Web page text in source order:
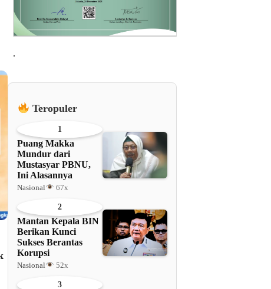
.
Teropuler
1
Puang Makka
Mundur dari
Mustasyar PBNU,
Ini Alasannya
Nasional 67x
2
Mantan Kepala BIN
Berikan Kunci
Sukses Berantas
Korupsi
Nasional 52x
3